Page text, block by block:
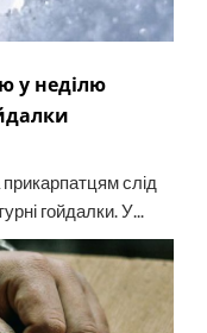
у неділю
прикарпатцям слід
гойдалки. У...